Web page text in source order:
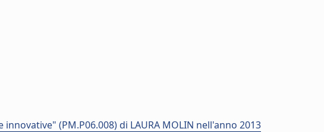
(PM.P06.008) di LAURA MOLIN nell'anno 2013